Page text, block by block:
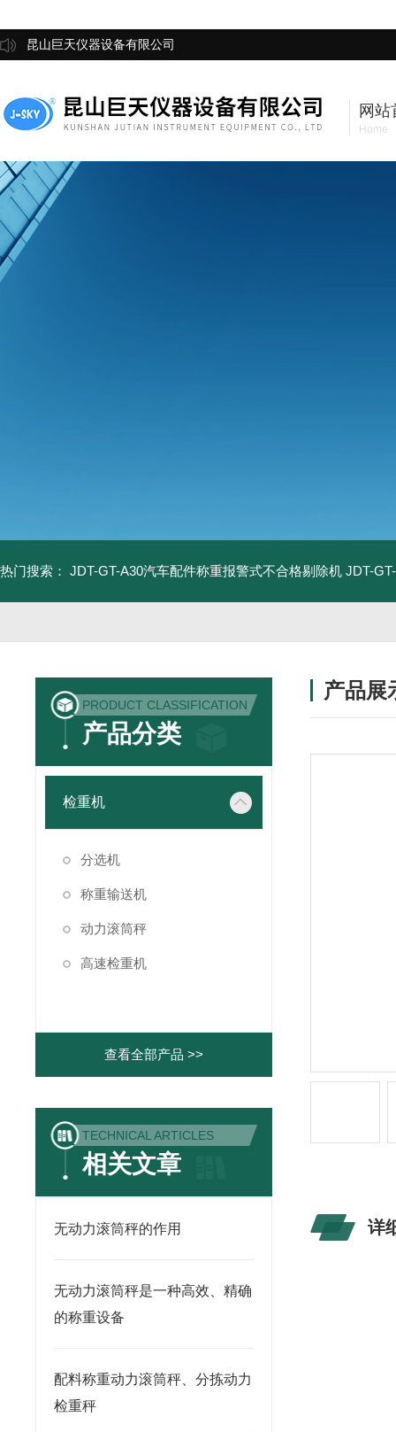
昆山巨天仪器设备有限公司
网站
Home
热门搜索： JDT-GT-A30汽车配件称重报警式不合格剔除机 JDT-
PRODUCT CLASSIFICATION
产品分类
检重机
分选机
称重输送机
动力滚筒秤
高速检重机
查看全部产品 >>
TECHNICAL ARTICLES
相关文章
无动力滚筒秤的作用
无动力滚筒秤是一种高效、精确
的称重设备
配料称重动力滚筒秤、分拣动力
检重秤
产品展
详